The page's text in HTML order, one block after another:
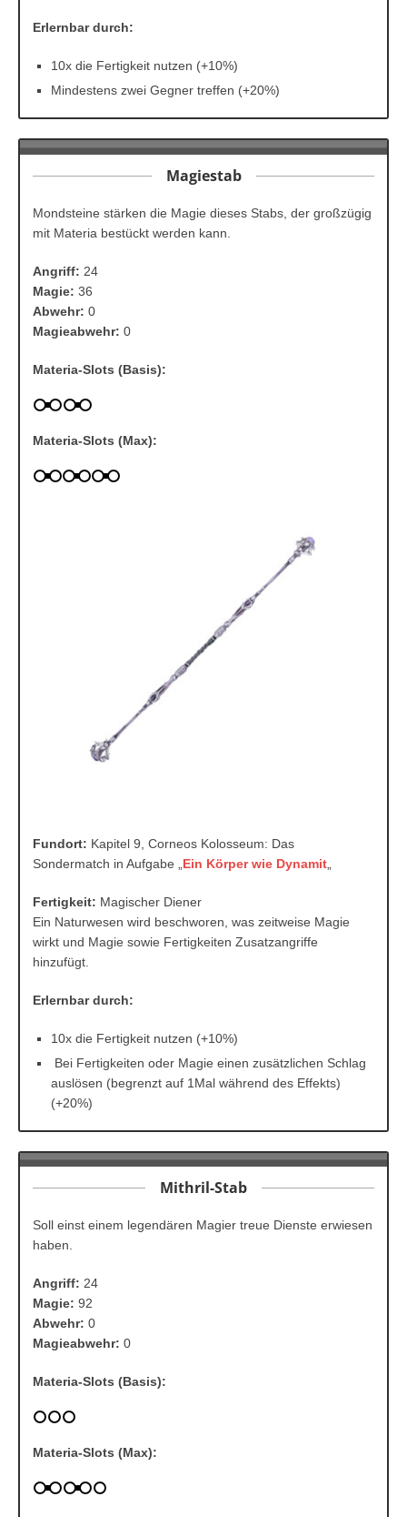
Erlernbar durch:
10x die Fertigkeit nutzen (+10%)
Mindestens zwei Gegner treffen (+20%)
Magiestab
Mondsteine stärken die Magie dieses Stabs, der großzügig
mit Materia bestückt werden kann.
Angriff: 24
Magie: 36
Abwehr: 0
Magieabwehr: 0
Materia-Slots (Basis):
Materia-Slots (Max):
Fundort: Kapitel 9, Corneos Kolosseum: Das
Sondermatch in Aufgabe „ Ein Körper wie Dynamit
Fertigkeit: Magischer Diener
Ein Naturwesen wird beschworen, was zeitweise Magie
wirkt und Magie sowie Fertigkeiten Zusatzangriffe
hinzufügt.
Erlernbar durch:
10x die Fertigkeit nutzen (+10%)
Bei Fertigkeiten oder Magie einen zusätzlichen Schlag
auslösen (begrenzt auf 1Mal während des Effekts)
(+20%)
Mithril-Stab
Soll einst einem legendären Magier treue Dienste erwiesen
haben.
Angriff: 24
Magie: 92
Abwehr: 0
Magieabwehr: 0
Materia-Slots (Basis):
Materia-Slots (Max):